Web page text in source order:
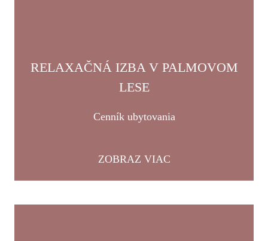
RELAXAČNÁ IZBA V PALMOVOM
LESE
Cenník ubytovania
ZOBRAZ VIAC